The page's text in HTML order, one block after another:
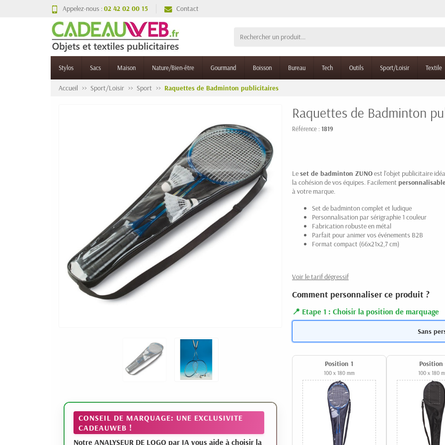
Appelez-nous :02 42 02 00 15 Contact
Stylos Sacs Maison Nature/Bien-être Gourmand Boisson Bureau Tech Outils Sport/Loisir Textile
Accueil Sport/Loisir Sport Raquettes de Badminton publicitaires
CONSEIL DE MARQUAGE: UNE EXCLUSIVITE
CADEAUWEB !
Notre ANALYSEUR DE LOGO par IA vous aide à choisir la
Raquettes de Badminton
Référence : 1819
Leset de badminton ZUNOest l'objet publicitaire
la cohésion de vos équipes. Facilement
à votre marque.
Set de badminton complet et ludique
Personnalisation par sérigraphie 1 couleur
Fabrication robuste en métal
Parfait pour animer vos événements B2B
Format compact (66x21x2,7 cm)
Voir le tarif dégressif
Comment personnaliser ce produit ?
Etape 1 : Choisir la position de marquage
Sans
Position 1
100 x 180 mm
Position
100 x 180